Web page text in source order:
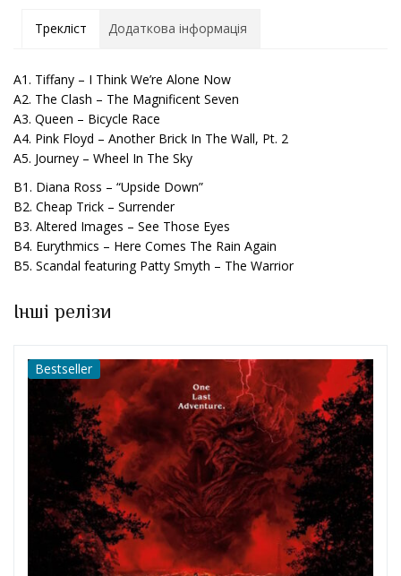
Трекліст Додаткова інформація
A1. Tiffany – I Think We’re Alone Now
A2. The Clash – The Magnificent Seven
A3. Queen – Bicycle Race
A4. Pink Floyd – Another Brick In The Wall, Pt. 2
A5. Journey – Wheel In The Sky
B1. Diana Ross – “Upside Down”
B2. Cheap Trick – Surrender
B3. Altered Images – See Those Eyes
B4. Eurythmics – Here Comes The Rain Again
B5. Scandal featuring Patty Smyth – The Warrior
Інші релізи
Bestseller